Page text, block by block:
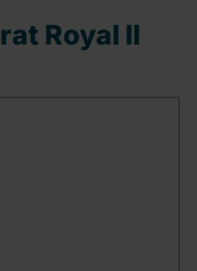
Royal II